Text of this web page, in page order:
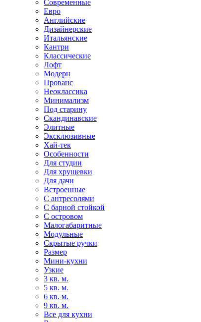
Современные
Евро
Английские
Дизайнерские
Итальянские
Кантри
Классические
Лофт
Модерн
Прованс
Неоклассика
Минимализм
Под старину
Скандинавские
Элитные
Эксклюзивные
Хай-тек
Особенности
Для студии
Для хрущевки
Для дачи
Встроенные
С антресолями
С барной стойкой
С островом
Малогабаритные
Модульные
Скрытые ручки
Размер
Мини-кухни
Узкие
3 кв. м.
5 кв. м.
6 кв. м.
9 кв. м.
Все для кухни